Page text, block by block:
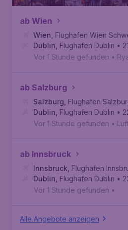
ab Wien
Wien Flughafen Wien
Dublin Flughafen Dublin •
Vor 1 Stunde gefunden •
ab Salzburg
Salzburg Flughafen
Dublin Flughafen Dublin •
Vor 1 Stunde gefunden •
ab Innsbruck
Innsbruck Flughafen
Dublin Flughafen Dublin •
Vor 1 Stunde gefunden •
Alle Angebote anzeigen